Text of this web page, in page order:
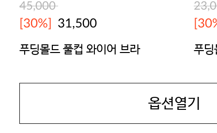
45,000
[30%] 31,500
푸딩몰드 풀컵 와이어 브라 푸딩
옵션열기